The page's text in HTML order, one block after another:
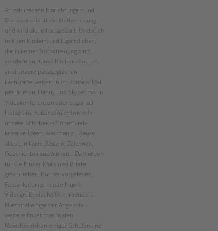
HILFEN ZUR ERZIEHUNG
EINGLIEDERUNGSHILFE
BETREUTES WOHNEN
TANDEM BTL AKADEMIE
Zertfikatskurse
Seminarkalender
Seminarräume
STADTTEILARBEIT
PROFIL | LEITBILD
Bereiche im Überblick
Kinder- und Jugendschutz
Unsere Videos
Gesellschafter VdK
Suchen
An zahlreichen Einrichtungen und
Standorten läuft die Notbetreuung
und wird aktuell ausgebaut. Und auch
mit den Kindern und Jugendlichen,
die in keiner Notbetreuung sind,
sondern zu Hause bleiben müssen,
sind unsere pädagogischen
Fachkräfte weiterhin im Kontakt. Mal
per Telefon, Handy und Skype, mal in
Videokonferenzen oder sogar auf
Instagram. Außerdem entwickeln
unsere Mitarbeiter*innen viele
kreative Ideen, was man zu Hause
alles tun kann: Basteln, Zeichnen,
Geschichten ausdenken... Da werden
für die Kinder Mails und Briefe
geschrieben, Bücher vorgelesen,
Fotoanleitungen erstellt und
Videogrußbotschaften produziert.
Hier sind einige der Angebote –
weitere findet man in den
Newsbereichen einiger Schulen und